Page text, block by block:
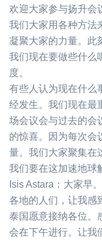
欢迎大家参与扬升会
我们大家用各种方法
凝聚大家的力量。此
我们现在要做些什么
度。
有些人认为现在什么
经发生。我们现在最
场会议会与过去的会
的惊喜。因为每次会
量。我们大家聚集在
我们要在这加速地球
Isis Astara ：大家早
各地的人们，让我感
泰国愿意接纳各位。
会在下午进行。让我